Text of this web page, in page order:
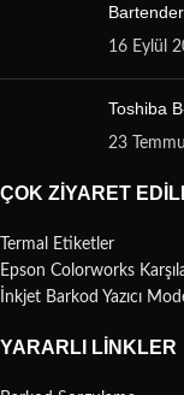
16 Eylül
Toshiba
23
ÇOK ZIYARET
Termal Etiketler
Epson Colorworks
İnkjet Barkod Yazıcı
YARARLI LINKLER